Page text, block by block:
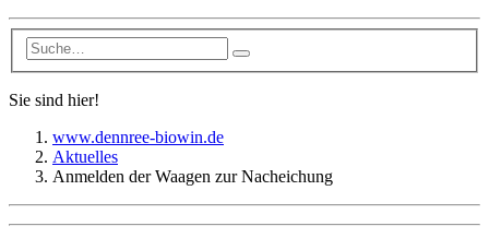
Sie sind hier!
www.dennree-biowin.de
Aktuelles
Anmelden der Waagen zur Nacheichung